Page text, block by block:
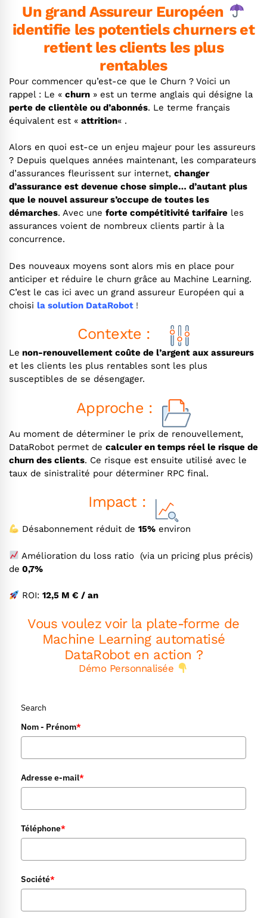
Un grand Assureur Européen
identifie les potentiels churners et
retient les clients les plus
rentables
Pour commencer qu’est-ce que le Churn ? Voici un
rappel : Le « churn » est un terme anglais qui désigne la
perte de clientèle ou d’abonnés. Le terme français
équivalent est « attrition« .
Alors en quoi est-ce un enjeu majeur pour les assureurs
? Depuis quelques années maintenant, les comparateurs
d’assurances fleurissent sur internet, changer
d’assurance est devenue chose simple… d’autant plus
que le nouvel assureur s’occupe de toutes les
démarches. Avec une forte compétitivité tarifaire les
assurances voient de nombreux clients partir à la
concurrence.
Des nouveaux moyens sont alors mis en place pour
anticiper et réduire le churn grâce au Machine Learning.
C’est le cas ici avec un grand assureur Européen qui a
choisi la solution DataRobot !
Contexte :
Le non-renouvellement coûte de l’argent aux assureurs
et les clients les plus rentables sont les plus
susceptibles de se désengager.
Approche :
Au moment de déterminer le prix de renouvellement,
DataRobot permet de calculer en temps réel le risque de
churn des clients. Ce risque est ensuite utilisé avec le
taux de sinistralité pour déterminer RPC final.
Impact :
Désabonnement réduit de15% environ
Amélioration du loss ratio (via un pricing plus précis)
de 0,7%
ROI:12,5 M € / an
Vous voulez voir la plate-forme de
Machine Learning automatisé
DataRobot en action ?
Démo Personnalisée
Search
Nom - Prénom*
Adresse e-mail*
Téléphone*
Société*